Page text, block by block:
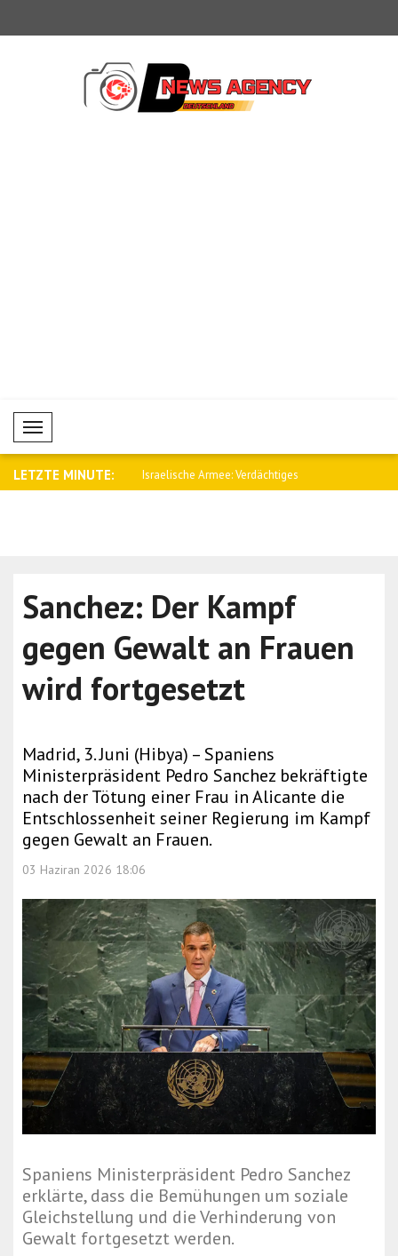
Mobil Menü
LETZTE MINUTE:
Außenministerium: 4 Israelische Armee: Verdächtiges
Sanchez: Der Kampf
gegen Gewalt an Frauen
wird fortgesetzt
Madrid, 3. Juni (Hibya) – Spaniens
Ministerpräsident Pedro Sanchez bekräftigte
nach der Tötung einer Frau in Alicante die
Entschlossenheit seiner Regierung im Kampf
gegen Gewalt an Frauen.
03 Haziran 2026 18:06
Spaniens Ministerpräsident Pedro Sanchez
erklärte, dass die Bemühungen um soziale
Gleichstellung und die Verhinderung von
Gewalt fortgesetzt werden.